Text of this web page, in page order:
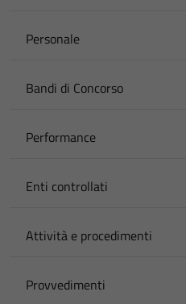
Personale
Bandi di Concorso
Performance
Enti controllati
Attività e procedimenti
Provvedimenti